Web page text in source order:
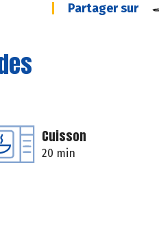
Partager sur
Cuisson
20 min